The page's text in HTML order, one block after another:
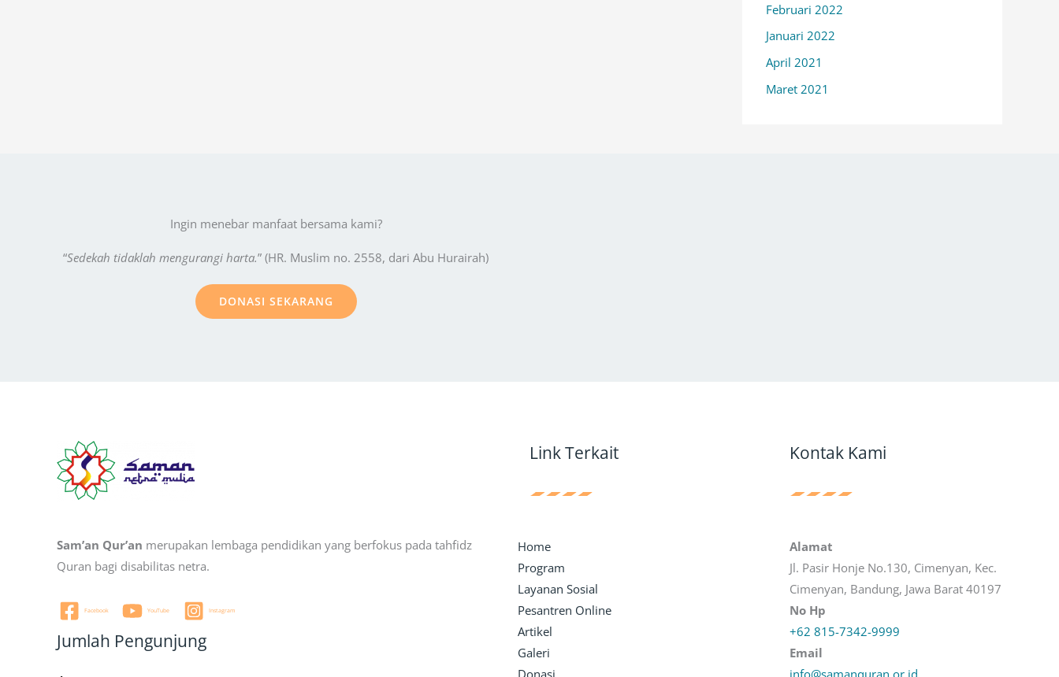
Februari 2022
Januari 2022
April 2021
Maret 2021
Ingin menebar manfaat bersama kami?
“Sedekah tidaklah mengurangi harta.” (HR. Muslim no. 2558, dari Abu Hurairah)
DONASI SEKARANG
Sam’an Qur’an merupakan lembaga pendidikan yang berfokus pada tahfidz
Quran bagi disabilitas netra.
Facebook YouTube Instagram
Jumlah Pengunjung
Link Terkait
Home
Program
Layanan Sosial
Pesantren Online
Artikel
Galeri
Kontak Kami
Alamat
Jl. Pasir Honje No.130, Cimenyan, Kec.
Cimenyan, Bandung, Jawa Barat 40197
No Hp
+62 815-7342-9999
Email